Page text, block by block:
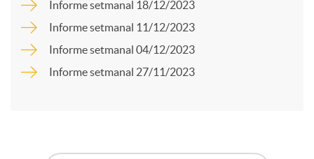
a
Informe setmanal 18/12/2023
Informe setmanal 11/12/2023
Informe setmanal 04/12/2023
Informe setmanal 27/11/2023